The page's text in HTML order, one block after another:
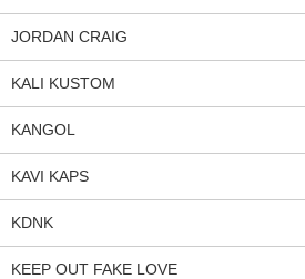
JORDAN CRAIG
KALI KUSTOM
KANGOL
KAVI KAPS
KDNK
KEEP OUT FAKE LOVE